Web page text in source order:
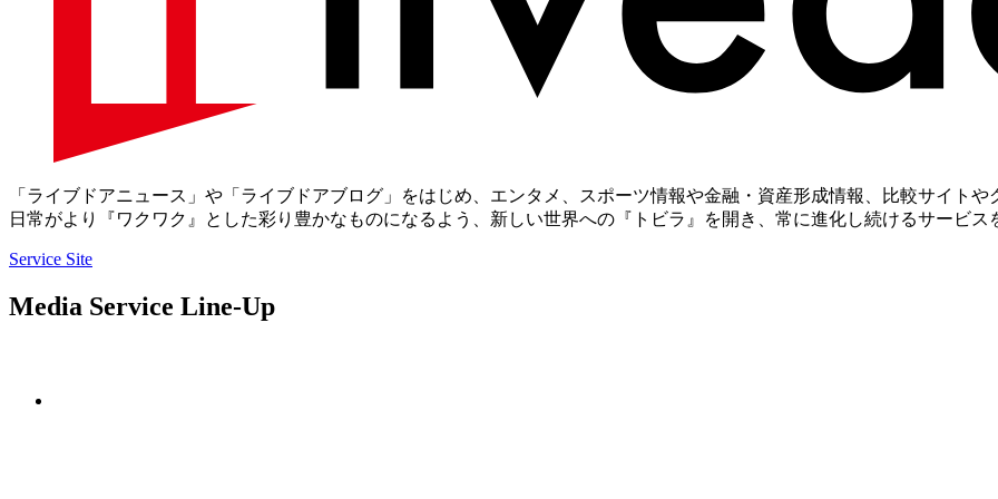
「ライブドアニュース」や「ライブドアブログ」をはじめ、エンタメ、スポーツ情報や金融・資産形成情報、比較サイト
日常がより『ワクワク』とした彩り豊かなものになるよう、新しい世界への『トビラ』を開き、常に進化し続けるサービス
Service Site
Media Service Line-Up